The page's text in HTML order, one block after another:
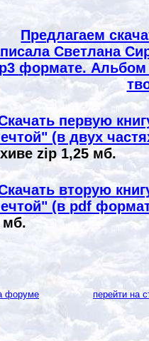
Предлагаем
Светлана
формате. Альбом
первую
(в двух
zip1,25 мб.
вторую
(в pdf
мб.
форуме перейти на